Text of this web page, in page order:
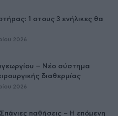
1 στους 3 ενήλικες θα
2026
– Νέο σύστημα
διαθερμίας
2026
παθήσεις – Η επόμενη